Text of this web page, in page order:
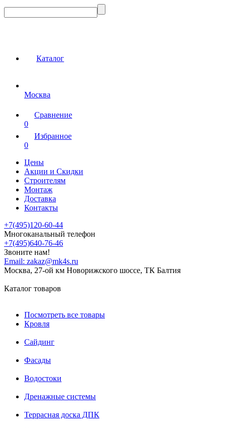
Каталог
Москва
Сравнение
0
Избранное
0
Цены
Акции и Скидки
Строителям
Монтаж
Доставка
Контакты
+7(495)120-60-44
Многоканальный телефон
+7(495)640-76-46
Звоните нам!
Email: zakaz@mk4s.ru
Москва, 27-ой км Новорижского шоссе, ТК Балтия
Каталог товаров
Посмотреть все товары
Кровля
Сайдинг
Фасады
Водостоки
Дренажные системы
Террасная доска ДПК